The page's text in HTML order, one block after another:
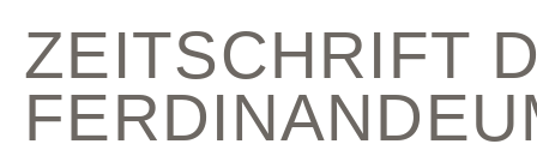
ZEITSCHRIFT